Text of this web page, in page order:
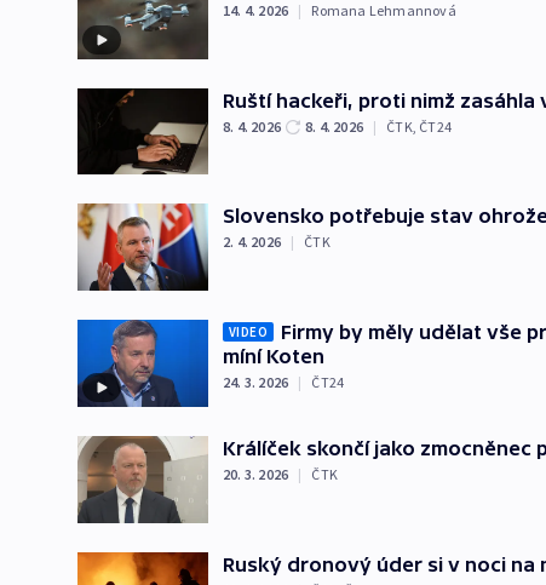
14. 4. 2026 | Romana Lehmannová
Ruští hackeři, proti nimž
8. 4. 2026 8. 4. 2026 | ČTK ČT24
Slovensko potřebuje stav
2. 4. 2026 | ČTK
VIDEO
Firmy by měly udělat vše
míní Koten
24. 3. 2026 | ČT24
Králíček skončí jako
20. 3. 2026 | ČTK
Ruský dronový úder si v noci